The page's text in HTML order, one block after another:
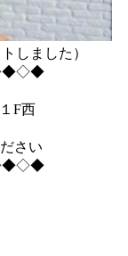
しました）
F西
さい